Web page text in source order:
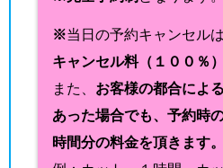
※当日の予約キャンセル
キャンセル料（１００％
また、 お客様の都合によ
あった場合でも、予約時
時間分の料金を頂きます。